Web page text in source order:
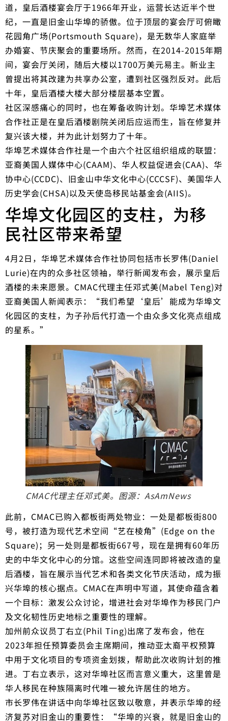
道，皇后酒楼宴会厅于1966年开业，运营长达近半个世
纪，一直是旧金山华埠的骄傲。位于顶层的宴会厅可俯瞰
花园角广场(Portsmouth Square)，是无数华人家庭举
办婚宴、节庆聚会的重要场所。然而，在2014-2015年期
间，宴会厅关闭，随后大楼以1700万美元易主。新业主
曾提出将其改建为共享办公室，遭到社区强烈反对。此后
十年，皇后酒楼大楼大部分楼层基本空置。
社区深感痛心的同时，也在筹备收购计划。华埠艺术媒体
合作社正是在皇后酒楼剧院关闭后应运而生，旨在修复并
复兴该大楼，并为此计划努力了十年。
华埠艺术媒体合作社是一个由六个社区组织组成的联盟：
亚裔美国人媒体中心(CAAM)、华人权益促进会(CAA)、华
协中心(CCDC)、旧金山中华文化中心(CCCSF)、美国华人
历史学会(CHSA)以及天使岛移民站基金会(AIIS)。
华埠文化园区的支柱，为移
民社区带来希望
4月2日，华埠艺术媒体合作社协同包括市长罗伟(Daniel
Lurie)在内的众多社区领袖，举行新闻发布会，展示皇后
酒楼的未来愿景。CMAC代理主任邓式美(Mabel Teng)对
亚裔美国人新闻表示：“我们希望‘皇后’能成为华埠文
化园区的支柱，为子孙后代打造一个由众多文化亮点组成
的星系。”
CMAC代理主任邓式美。图源：AsAmNews
此前，CMAC已购入都板街两处物业：一处是都板街800
号，被打造为现代艺术空间“艺在棱角”(Edge on the
Square)；另一处则是都板街667号，现在是拥有60年历
史的中华文化中心的分馆。这些空间连同即将被改造的皇
后酒楼，旨在展示当代艺术和各类文化节庆活动，成为振
兴华埠的核心据点。CMAC在声明中写道，其使命蕴含着
一个目标：激发公众讨论，增进社会对华埠作为移民门户
及文化韧性历史地标之重要性的理解。
加州前众议员丁右立(Phil Ting)出席了发布会，他在
2023年担任预算委员会主席期间，推动亚太裔平权预算
中用于文化项目的专项资金划拨，帮助此次收购计划的推
进。丁右立表示，这对华埠社区而言意义重大，这里曾是
华人移民在种族隔离时代唯一被允许居住的地方。
市长罗伟在讲话中向华埠社区致以敬意，并表示华埠的经
济复苏对旧金山的重要性：“华埠的兴衰，就是旧金山的